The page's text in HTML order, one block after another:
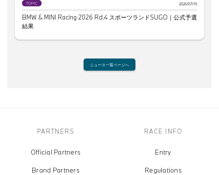
TOPIC 2026/07/19
BMW & MINI Racing 2026 Rd.4 スポーツランドSUGO｜公式予選
結果
ニュース一覧ページへ
PARTNERS
Official Partners
Brand Partners
RACE INFO
Entry
Regulations